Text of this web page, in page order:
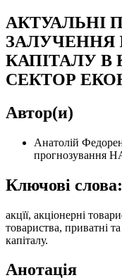
АКТУАЛЬНІ
ЗАЛУЧЕННЯ
КАПІТАЛУ
СЕКТОР
Автор(и)
Анатолій
прогнозування
Ключові слова:
акцїї, акціонерні
товариства, приватні
капіталу.
Анотація